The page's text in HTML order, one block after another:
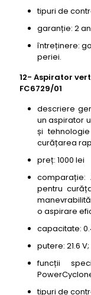
tipuri de
garanție: 2
întreținere:
periei.
12- Aspirator
FC6729/01
descriere
un aspirator
și
curățarea
preț: 1000 lei
pentru
o aspirare
capacitate:
putere: 21.6 V;
funcții
tipuri de